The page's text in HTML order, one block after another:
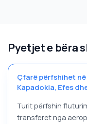
Pyetjet e bëra
Çfarë përfshihet
Kapadokia, Efes
Turit përfshin
transferet nga